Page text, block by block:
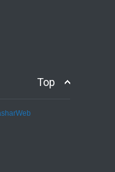
Resistance
Top